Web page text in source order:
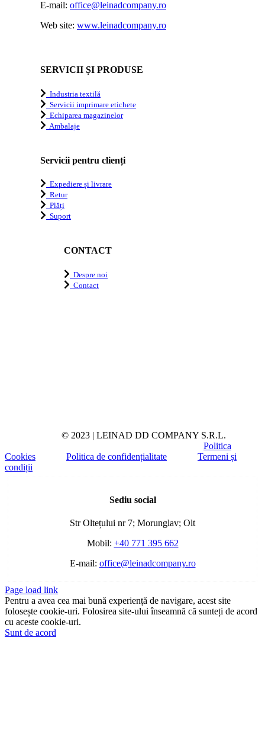
E-mail: office@leinadcompany.ro
Web site: www.leinadcompany.ro
SERVICII ȘI PRODUSE
Industria textilă
Servicii imprimare etichete
Echiparea magazinelor
Ambalaje
Servicii pentru clienți
Expediere și livrare
Retur
Plăți
Suport
CONTACT
Despre noi
Contact
© 2023 | LEINAD DD COMPANY S.R.L.
Politica
Cookies
Politica de confidențialitate
Termeni și
condiții
Sediu social
Str Oltețului nr 7; Morunglav; Olt
Mobil: +40 771 395 662
E-mail: office@leinadcompany.ro
Page load link
Pentru a avea cea mai bună experiență de navigare, acest site
folosește cookie-uri. Folosirea site-ului înseamnă că sunteți de acord
cu aceste cookie-uri.
Sunt de acord